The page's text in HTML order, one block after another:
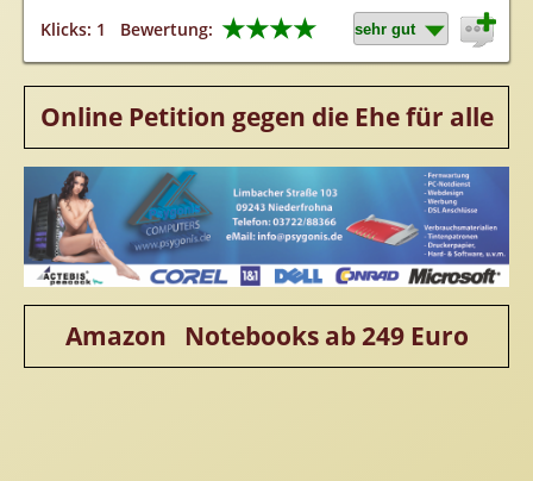
Klicks: 1
Bewertung: ★★★★
Online Petition gegen die Ehe für alle
Amazon Notebooks ab 249 Euro